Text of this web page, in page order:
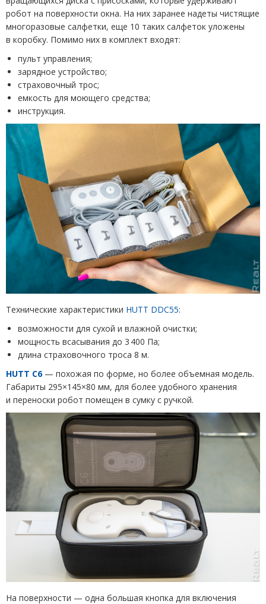
робот на поверхности окна. На них заранее надеты чистящие
многоразовые салфетки, еще 10 таких салфеток уложены
в коробку. Помимо них в комплект входят:
пульт управления;
зарядное устройство;
страховочный трос;
емкость для моющего средства;
инструкция.
Технические характеристики HUTT DDC55:
возможности для сухой и влажной очистки;
мощность всасывания до 3 400 Па;
длина страховочного троса 8 м.
HUTT C6 — похожая по форме, но более объемная модель.
Габариты 295×145×80 мм, для более удобного хранения
и переноски робот помещен в сумку с ручкой.
На поверхности — одна большая кнопка для включения